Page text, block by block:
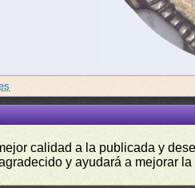
calidad a la publicada y
y ayudará a mejorar